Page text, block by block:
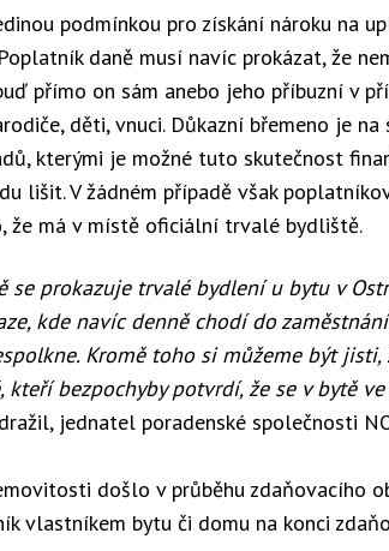
podmínkou pro získání nároku na
daně musí navíc prokázat, že
přímo on sám anebo jeho příbuzní v
děti, vnuci. Důkazní břemeno je na
kterými je možné tuto skutečnost
lišit. V žádném případě však
že má v místě oficiální trvalé bydliště.
se prokazuje trvalé bydlení u bytu v
kde navíc denně chodí do
Kromě toho si můžeme být jisti,
bezpochyby potvrdí, že se v bytě
jednatel poradenské společnosti
došlo v průběhu zdaňovacího
vlastníkem bytu či domu na konci